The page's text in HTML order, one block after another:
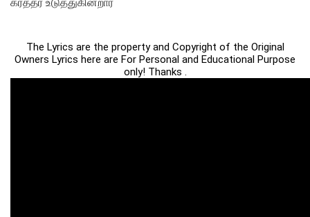
The Lyrics are the property and Copyright of the Original
Owners Lyrics here are For Personal and Educational Purpose
only! Thanks .